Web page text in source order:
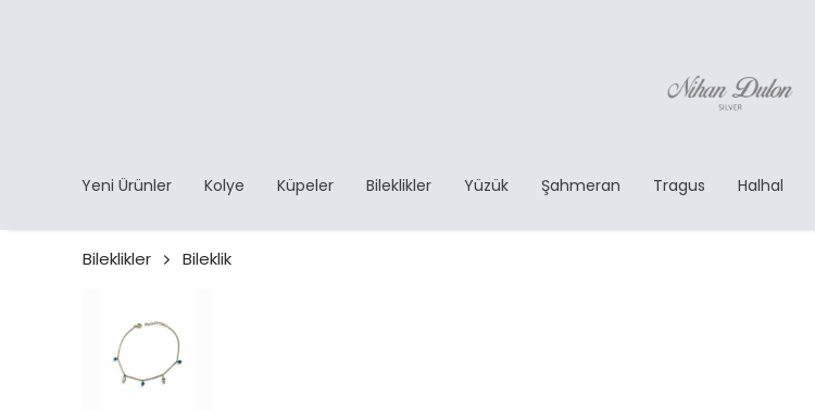
Yeni Ürünler Kolye Küpeler Bileklikler Yüzük Şahmeran Tragus Halhal
Bileklikler Bileklik